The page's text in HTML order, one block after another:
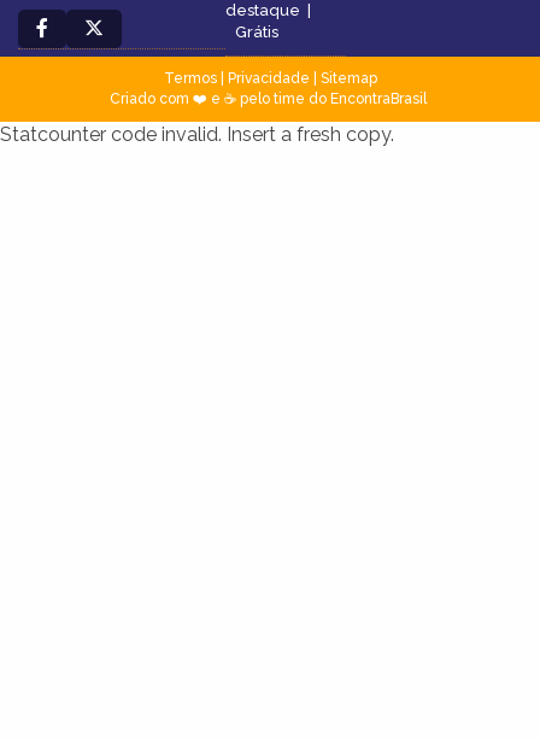
destaque
Grátis
Termos| Privacidade
Sitemap
Criado com ❤️ e ☕ pelo time do EncontraBrasil
Statcounter code invalid. Insert a fresh copy.